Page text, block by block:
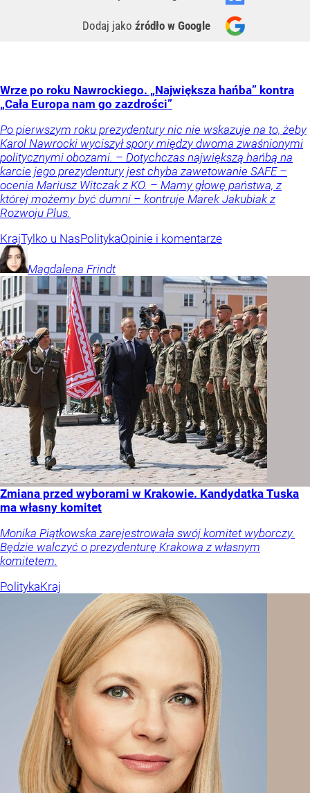
Dodaj jako źródło w Google
Wrze po roku Nawrockiego. „Największa hańba” kontra
„Cała Europa nam go zazdrości”
Po pierwszym roku prezydentury nic nie wskazuje na to, żeby
Karol Nawrocki wyciszył spory między dwoma zwaśnionymi
politycznymi obozami. – Dotychczas największą hańbą na
karcie jego prezydentury jest chyba zawetowanie SAFE –
ocenia Mariusz Witczak z KO. – Mamy głowę państwa, z
której możemy być dumni – kontruje Marek Jakubiak z
Rozwoju Plus.
KrajTylko u NasPolitykaOpinie i komentarze
Magdalena Frindt
Zmiana przed wyborami w Krakowie. Kandydatka Tuska
ma własny komitet
Monika Piątkowska zarejestrowała swój komitet wyborczy.
Będzie walczyć o prezydenturę Krakowa z własnym
komitetem.
PolitykaKraj